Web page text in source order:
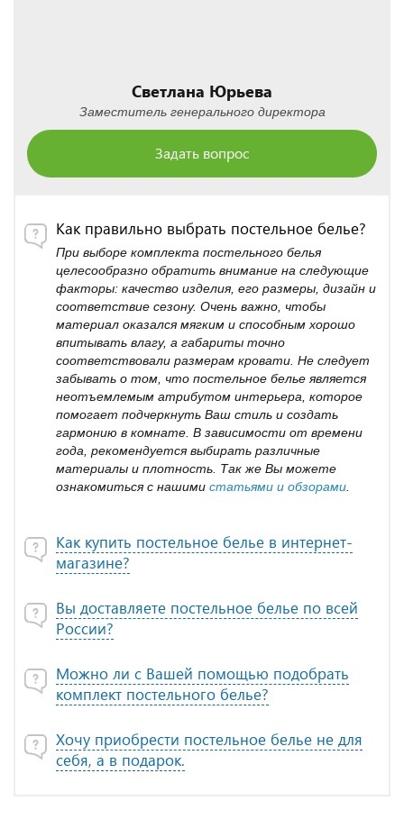
Светлана Юрьева
Заместитель генерального директора
Задать вопрос
Как правильно выбрать постельное белье?
При выборе комплекта постельного белья
целесообразно обратить внимание на следующие
факторы: качество изделия, его размеры, дизайн и
соответствие сезону. Очень важно, чтобы
материал оказался мягким и способным хорошо
впитывать влагу, а габариты точно
соответствовали размерам кровати. Не следует
забывать о том, что постельное белье является
неотъемлемым атрибутом интерьера, которое
помогает подчеркнуть Ваш стиль и создать
гармонию в комнате. В зависимости от времени
года, рекомендуется выбирать различные
материалы и плотность. Так же Вы можете
ознакомиться с нашими статьями и обзорами
Как купить постельное белье в интернет-
магазине?
Вы доставляете постельное белье по всей
России?
Можно ли с Вашей помощью подобрать
комплект постельного белье?
Хочу приобрести постельное белье не для
себя, а в подарок.